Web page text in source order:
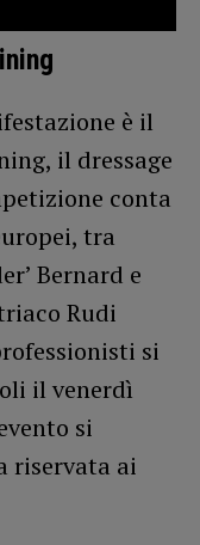
è il
il dressage
conta
tra
Bernard e
Rudi
si
il venerdì
si
riservata ai